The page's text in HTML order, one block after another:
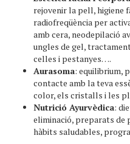
rejovenir la pell, higiene
radiofreqüència per
amb cera, neodepilació
ungles de gel,
celles i pestanyes….
Aurasoma: equilibrium,
contacte amb la teva
color, els cristalls i les
Nutrició Ayurvèdica:
eliminació, preparats de
hàbits saludables,